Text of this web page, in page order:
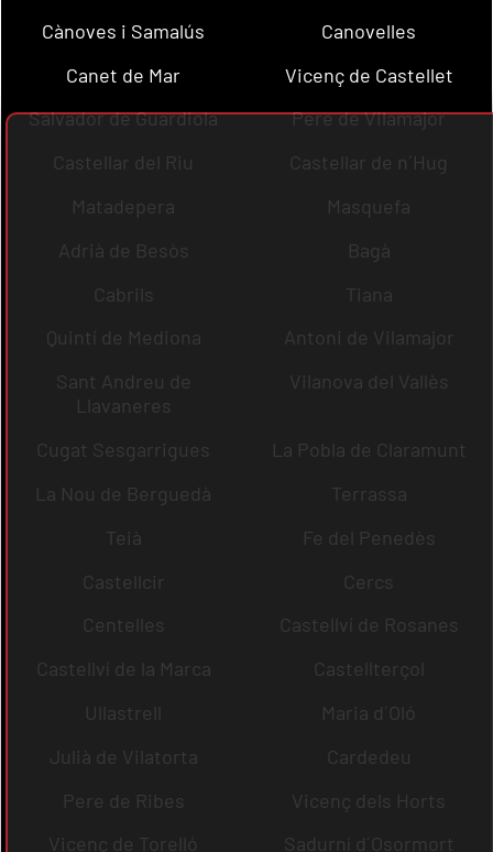
Cànoves i Samalús
Canovelles
Canet de Mar
Vicenç de Castellet
Salvador de Guardiola
Pere de Vilamajor
Castellar del Riu
Castellar de n´Hug
Matadepera
Masquefa
Adrià de Besòs
Bagà
Cabrils
Tiana
Quintí de Mediona
Antoni de Vilamajor
Sant Andreu de
Llavaneres
Vilanova del Vallès
Cugat Sesgarrigues
La Pobla de Claramunt
La Nou de Berguedà
Terrassa
Teià
Fe del Penedès
Castellcir
Cercs
Centelles
Castellví de Rosanes
Castellví de la Marca
Castellterçol
Ullastrell
Maria d´Oló
Julià de Vilatorta
Cardedeu
Pere de Ribes
Vicenç dels Horts
Vicenç de Torelló
Sadurní d´Osormort